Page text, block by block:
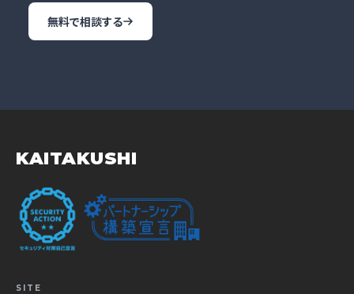
無料で相談する
KAITAKUSHI
SITE